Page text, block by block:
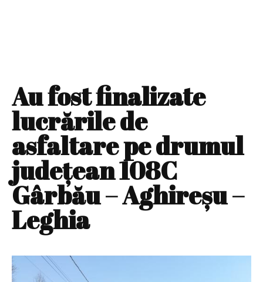
Au fost finalizate
lucrările de
asfaltare pe drumul
județean 108C
Gârbău – Aghireșu –
Leghia